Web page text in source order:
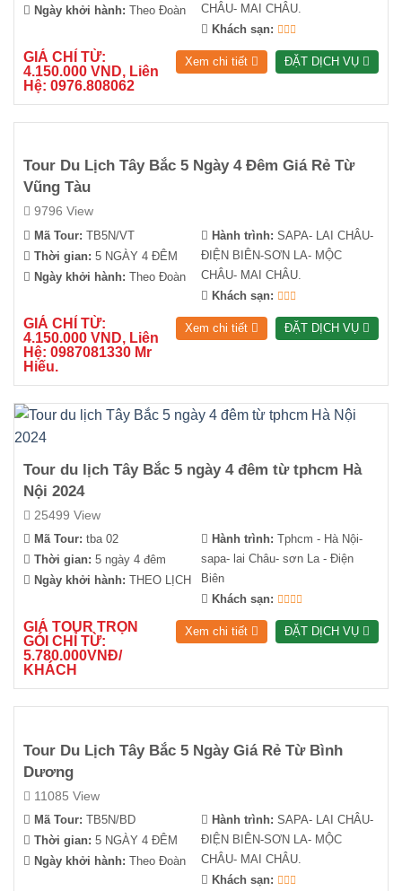
Ngày khởi hành: Theo Đoàn
CHÂU- MAI CHÂU.
Khách sạn:
GIÁ CHỈ TỪ:
4.150.000 VND, Liên
Hệ: 0976.808062
Xem chi tiết ĐẶT DỊCH VỤ
Tour Du Lịch Tây Bắc 5 Ngày 4 Đêm Giá Rẻ Từ
Vũng Tàu
9796 View
Mã Tour: TB5N/VT
Thời gian: 5 NGÀY 4 ĐÊM
Ngày khởi hành: Theo Đoàn
Hành trình: SAPA- LAI CHÂU-
ĐIỆN BIÊN-SƠN LA- MỘC
CHÂU- MAI CHÂU.
Khách sạn:
GIÁ CHỈ TỪ:
4.150.000 VND, Liên
Hệ: 0987081330 Mr
Hiếu.
Xem chi tiết ĐẶT DỊCH VỤ
Tour du lịch Tây Bắc 5 ngày 4 đêm từ tphcm Hà
Nội 2024
25499 View
Mã Tour: tba 02
Thời gian: 5 ngày 4 đêm
Ngày khởi hành: THEO LỊCH
Hành trình: Tphcm - Hà Nội-
sapa- lai Châu- sơn La - Điện
Biên
Khách sạn:
GIÁ TOUR TRỌN
GÓI CHỈ TỪ:
5.780.000VNĐ/
KHÁCH
Xem chi tiết ĐẶT DỊCH VỤ
Tour Du Lịch Tây Bắc 5 Ngày Giá Rẻ Từ Bình
Dương
11085 View
Mã Tour: TB5N/BD
Thời gian: 5 NGÀY 4 ĐÊM
Ngày khởi hành: Theo Đoàn
Hành trình: SAPA- LAI CHÂU-
ĐIỆN BIÊN-SƠN LA- MỘC
CHÂU- MAI CHÂU.
Khách sạn: